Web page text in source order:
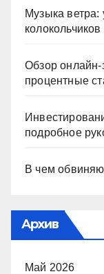
Музыка ветра:
колокольчиков
Обзор
процентные
подробное
В чем
Архив
Май 2026